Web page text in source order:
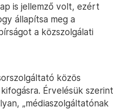
is jellemző volt, ezért
állapítsa meg a
a közszolgálati
közös
Érvelésük szerint
„médiaszolgáltatónak